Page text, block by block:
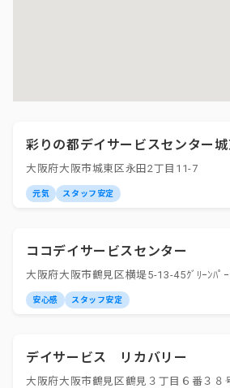
彩りの都デイサービスセンター
大阪府大阪市城東区永田2丁目11-7
元気 スタッフ安定
ココデイサービスセンター
大阪府大阪市鶴見区横堤5-13-45ｸﾞﾘｰﾝﾊﾟ
安心感 スタッフ安定
デイサービス リカバリー
大阪府大阪市鶴見区鶴見３丁目６番３８